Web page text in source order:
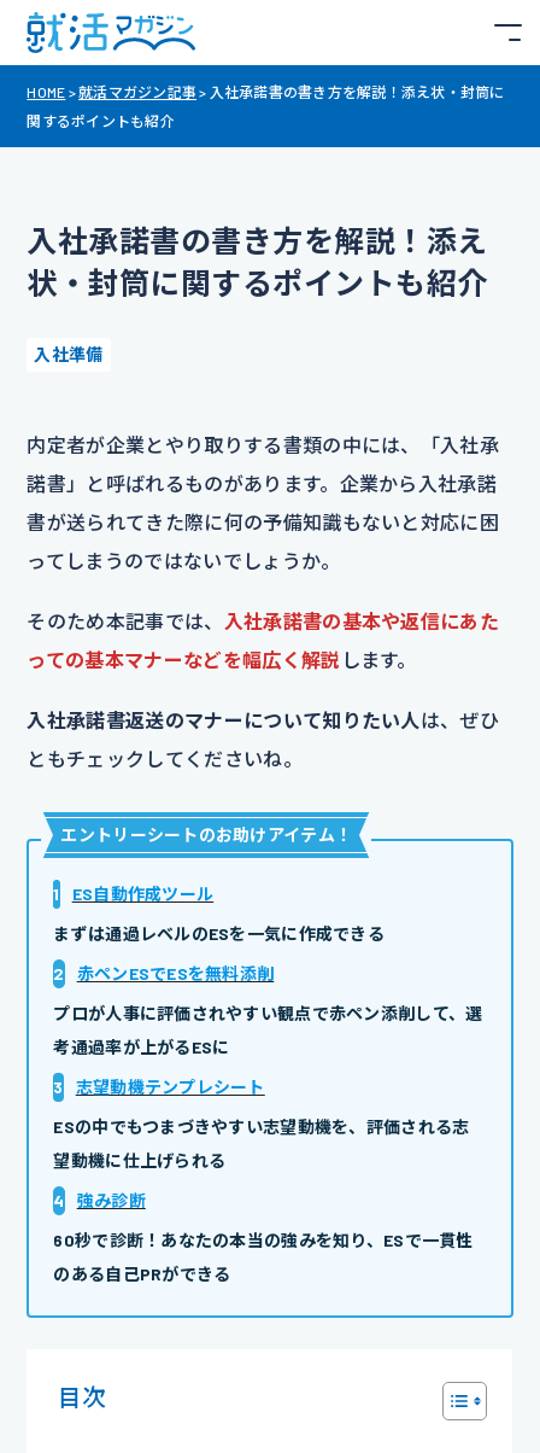
HOME >就活マガジン記事 > 入社承諾書の書き方を解説！添え状・封筒に
関するポイントも紹介
入社承諾書の書き方を解説！添え
状・封筒に関するポイントも紹介
入社準備
内定者が企業とやり取りする書類の中には、「入社承
諾書」と呼ばれるものがあります。企業から入社承諾
書が送られてきた際に何の予備知識もないと対応に困
ってしまうのではないでしょうか。
そのため本記事では、 入社承諾書の基本や返信にあた
っての基本マナーなどを幅広く解説 します。
入社承諾書返送のマナーについて知りたい人は、ぜひ
ともチェックしてくださいね。
エントリーシートのお助けアイテム ！
1
ES自動作成ツール
まずは通過レベルのESを一気に作成できる
2
赤ペンESでESを無料添削
プロが人事に評価されやすい観点で赤ペン添削して、選
考通過率が上がるESに
3
志望動機テンプレシート
ESの中でもつまづきやすい志望動機を、評価される志
望動機に仕上げられる
4
強み診断
60秒で診断！あなたの本当の強みを知り、ESで一貫性
のある自己PRができる
目次